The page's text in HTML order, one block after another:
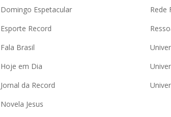
Domingo Espetacular
Esporte Record
Fala Brasil
Hoje em Dia
Jornal da Record
Novela Jesus
Rede
Univer